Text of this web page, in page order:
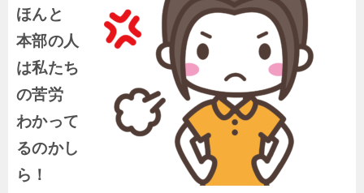
ほんと
本部の人
は私たち
の苦労
わかって
るのかし
ら！